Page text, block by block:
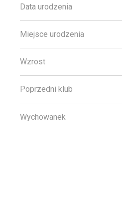
Data urodzenia
Miejsce urodzenia
Wzrost
Poprzedni klub
Wychowanek